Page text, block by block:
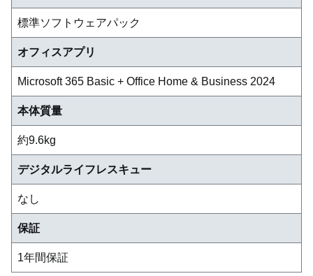
標準ソフトウェアパック
オフィスアプリ
Microsoft 365 Basic + Office Home & Business 2024
本体質量
約9.6kg
デジタルライフレスキュー
なし
保証
1年間保証